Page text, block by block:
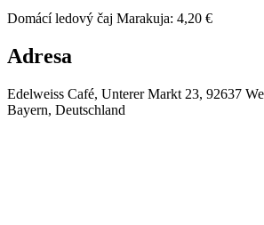
Domácí ledový čaj Marakuja: 4,20 €
Adresa
Edelweiss Café, Unterer Markt 23, 92637
Bayern, Deutschland